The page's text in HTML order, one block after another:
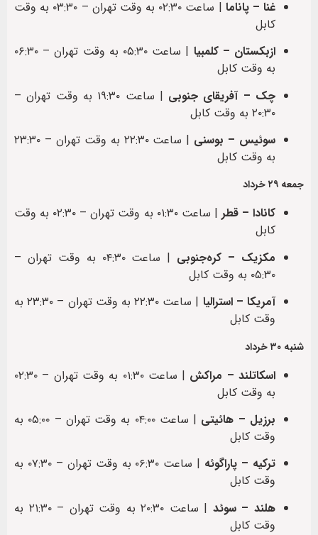
غنا – پاناما
| ساعت ۰۲:۳۰ به وقت تهران – ۰۳:۳۰ به وقت
کابل
ازبکستان – کلمبیا
| ساعت ۰۵:۳۰ به وقت تهران – ۰۶:۳۰
به وقت کابل
چک – آفریقای جنوبی
| ساعت ۱۹:۳۰ به وقت تهران –
۲۰:۳۰ به وقت کابل
سوئیس – بوسنی
| ساعت ۲۲:۳۰ به وقت تهران – ۲۳:۳۰
به وقت کابل
جمعه ۲۹ خرداد
کانادا – قطر
| ساعت ۰۱:۳۰ به وقت تهران – ۰۲:۳۰ به وقت
کابل
مکزیک – کره‌جنوبی
| ساعت ۰۴:۳۰ به وقت تهران –
۰۵:۳۰ به وقت کابل
آمریکا – استرالیا
| ساعت ۲۲:۳۰ به وقت تهران – ۲۳:۳۰ به
وقت کابل
شنبه ۳۰ خرداد
اسکاتلند – مراکش
| ساعت ۰۱:۳۰ به وقت تهران – ۰۲:۳۰
به وقت کابل
برزیل – هائیتی
| ساعت ۰۴:۰۰ به وقت تهران – ۰۵:۰۰ به
وقت کابل
ترکیه – پاراگوئه
| ساعت ۰۶:۳۰ به وقت تهران – ۰۷:۳۰ به
وقت کابل
هلند – سوئد
| ساعت ۲۰:۳۰ به وقت تهران – ۲۱:۳۰ به
وقت کابل